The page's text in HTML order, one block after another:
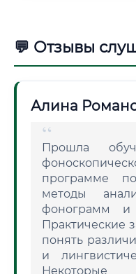
💬 Отзывы
Алина
Прошла
программе
методы
фонограмм и
Практические
понять
и
Некоторые